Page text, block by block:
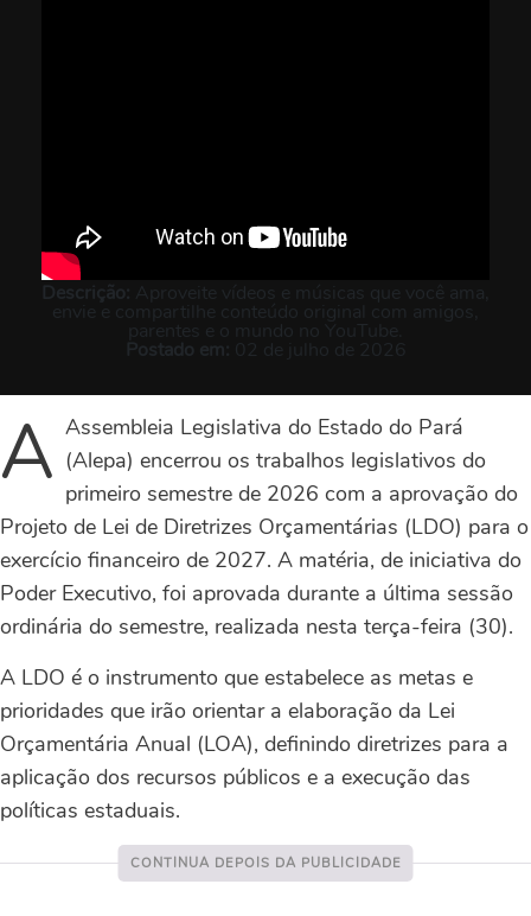
Descrição: Aproveite vídeos e músicas que você ama,
envie e compartilhe conteúdo original com amigos,
parentes e o mundo no YouTube.
Postado em: 02 de julho de 2026
AAssembleia Legislativa do Estado do Pará
(Alepa) encerrou os trabalhos legislativos do
primeiro semestre de 2026 com a aprovação do
Projeto de Lei de Diretrizes Orçamentárias (LDO) para o
exercício financeiro de 2027. A matéria, de iniciativa do
Poder Executivo, foi aprovada durante a última sessão
ordinária do semestre, realizada nesta terça-feira (30).
A LDO é o instrumento que estabelece as metas e
prioridades que irão orientar a elaboração da Lei
Orçamentária Anual (LOA), definindo diretrizes para a
aplicação dos recursos públicos e a execução das
políticas estaduais.